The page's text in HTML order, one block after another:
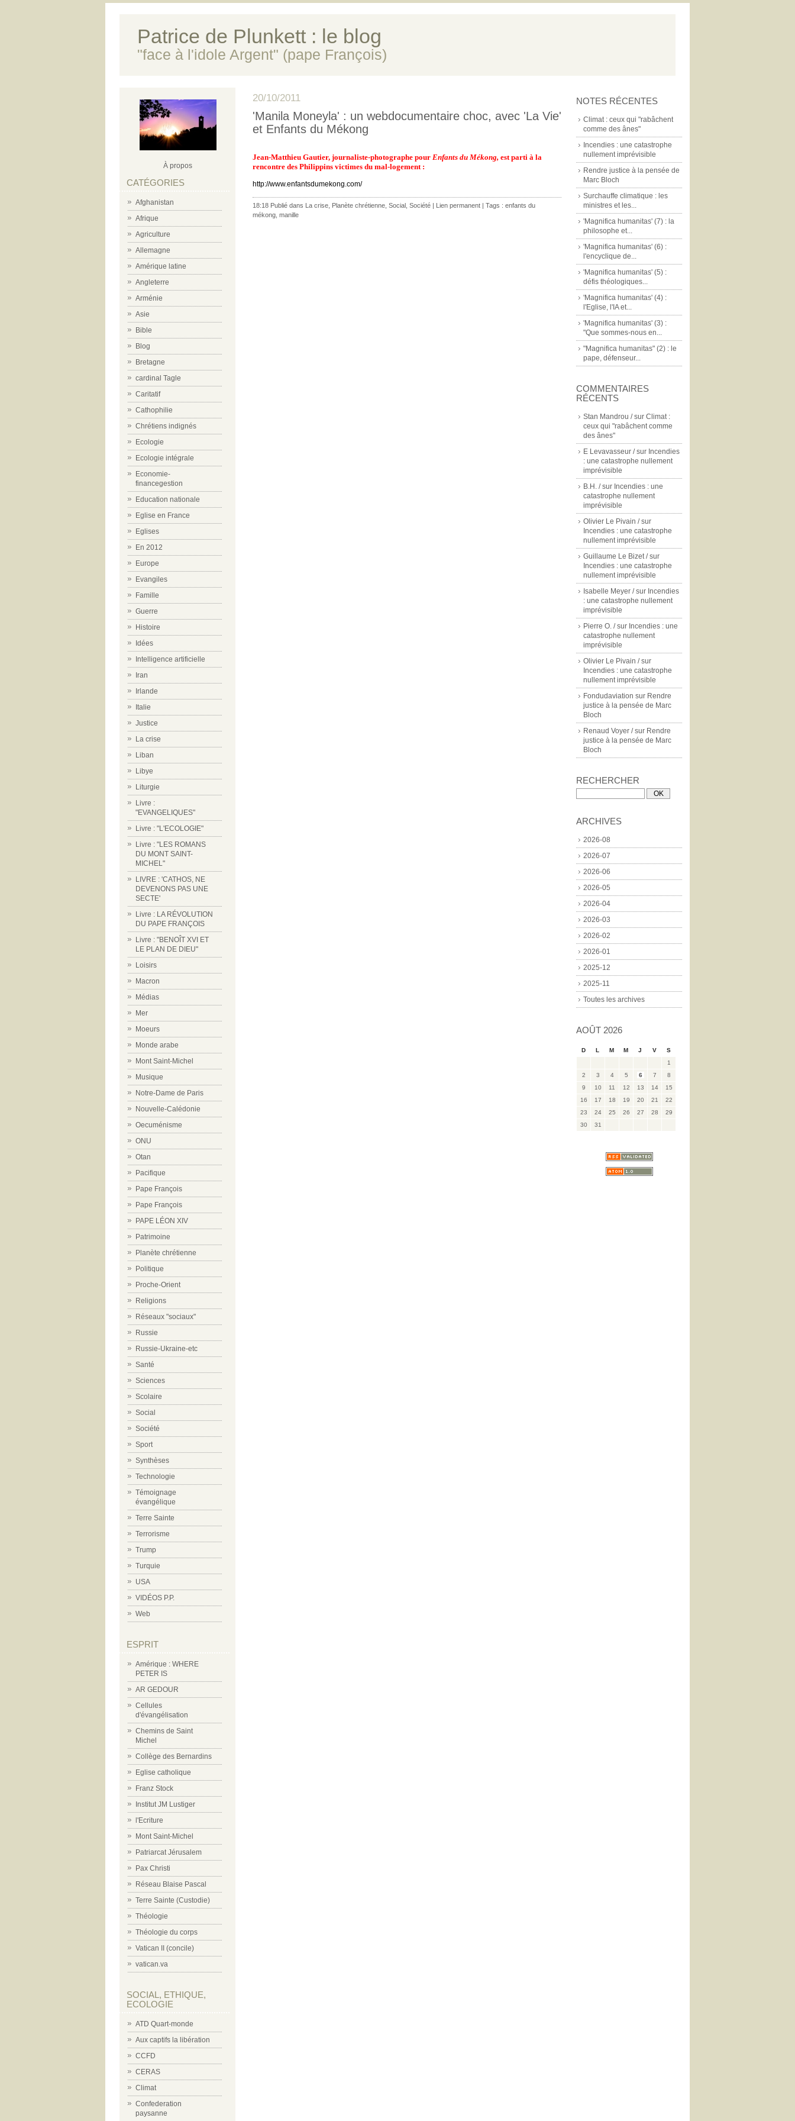
Patrice de Plunkett : le blog
"face à l'idole Argent" (pape François)
À propos
CATÉGORIES
Afghanistan
Afrique
Agriculture
Allemagne
Amérique latine
Angleterre
Arménie
Asie
Bible
Blog
Bretagne
cardinal Tagle
Caritatif
Cathophilie
Chrétiens indignés
Ecologie
Ecologie intégrale
Economie-
financegestion
Education nationale
Eglise en France
Eglises
En 2012
Europe
Evangiles
Famille
Guerre
Histoire
Idées
Intelligence artificielle
Iran
Irlande
Italie
Justice
La crise
Liban
Libye
Liturgie
Livre :
"EVANGELIQUES"
Livre : "L'ECOLOGIE"
Livre : "LES ROMANS
DU MONT SAINT-
MICHEL"
LIVRE : 'CATHOS, NE
DEVENONS PAS UNE
SECTE'
Livre : LA RÉVOLUTION
DU PAPE FRANÇOIS
Livre : "BENOÎT XVI ET
LE PLAN DE DIEU"
Loisirs
Macron
Médias
Mer
Moeurs
Monde arabe
Mont Saint-Michel
Musique
Notre-Dame de Paris
Nouvelle-Calédonie
Oecuménisme
ONU
Otan
Pacifique
Pape François
Pape François
PAPE LÉON XIV
Patrimoine
Planète chrétienne
Politique
Proche-Orient
Religions
Réseaux "sociaux"
Russie
Russie-Ukraine-etc
Santé
Sciences
Scolaire
Social
Société
Sport
Synthèses
Technologie
Témoignage
évangélique
Terre Sainte
Terrorisme
Trump
Turquie
USA
VIDÉOS P.P.
Web
ESPRIT
Amérique : WHERE
PETER IS
AR GEDOUR
Cellules
d'évangélisation
Chemins de Saint
Michel
Collège des Bernardins
Eglise catholique
Franz Stock
Institut JM Lustiger
l'Ecriture
Mont Saint-Michel
Patriarcat Jérusalem
Pax Christi
Réseau Blaise Pascal
Terre Sainte (Custodie)
Théologie
Théologie du corps
Vatican II (concile)
vatican.va
SOCIAL, ETHIQUE,
ECOLOGIE
ATD Quart-monde
Aux captifs la libération
CCFD
CERAS
Climat
Confederation
paysanne
NOTES RÉCENTES
Climat : ceux qui "rabâchent
comme des ânes"
Incendies : une catastrophe
nullement imprévisible
Rendre justice à la pensée de
Marc Bloch
Surchauffe climatique : les
ministres et les...
'Magnifica humanitas' (7) : la
philosophe et...
'Magnifica humanitas' (6) :
l'encyclique de...
'Magnifica humanitas' (5) :
défis théologiques...
'Magnifica humanitas' (4) :
l'Eglise, l'IA et...
'Magnifica humanitas' (3) :
"Que sommes-nous en...
"Magnifica humanitas" (2) : le
pape, défenseur...
COMMENTAIRES
RÉCENTS
Stan Mandrou /sur Climat :
ceux qui "rabâchent comme
des ânes"
E Levavasseur /sur Incendies
: une catastrophe nullement
imprévisible
B.H. /sur Incendies : une
catastrophe nullement
imprévisible
Olivier Le Pivain /sur
Incendies : une catastrophe
nullement imprévisible
Guillaume Le Bizet /sur
Incendies : une catastrophe
nullement imprévisible
Isabelle Meyer /sur Incendies
: une catastrophe nullement
imprévisible
Pierre O. /sur Incendies : une
catastrophe nullement
imprévisible
Olivier Le Pivain /sur
Incendies : une catastrophe
nullement imprévisible
Fondudaviation sur Rendre
justice à la pensée de Marc
Bloch
Renaud Voyer /sur Rendre
justice à la pensée de Marc
Bloch
RECHERCHER
ARCHIVES
2026-08
2026-07
2026-06
2026-05
2026-04
2026-03
2026-02
2026-01
2025-12
2025-11
Toutes les archives
AOÛT 2026
D L M M J V
S
1
2
3 4 5 6 7
8
9
10 11 12 13 14
15
16
17 18 19 20 21
22
23
24 25 26 27 28
29
30
31
20/10/2011
'Manila Moneyla' : un webdocumentaire choc, avec 'La Vie'
et Enfants du Mékong
Jean-Matthieu Gautier, journaliste-photographe pour Enfants du Mékong, est parti à la
rencontre des Philippins victimes du mal-logement :
http://www.enfantsdumekong.com/
18:18 Publié dans La crise Planète chrétienne Social Société | Lien permanent | Tags : enfants du
mékong manille